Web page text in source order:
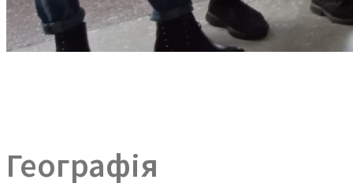
Географія